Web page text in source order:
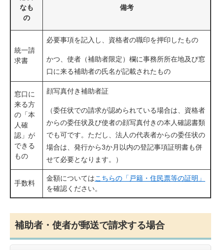
なも
の
備考
統一請
求書
必要事項を記入し、資格者の職印を押印したもの
かつ、使者（補助者限定）欄に事務所所在地及び窓
口に来る補助者の氏名が記載されたもの
窓口に
来る方
の「本
人確
認」が
できる
もの
顔写真付き補助者証
（委任状での請求が認められている場合は、資格者
からの委任状及び使者の顔写真付きの本人確認書類
でも可です。ただし、法人の代表者からの委任状の
場合は、発行から3か月以内の登記事項証明書も併
せて必要となります。）
手数料
金額についてはこちらの「戸籍・住民票等の証明」
を確認ください。
補助者・使者が郵送で請求する場合